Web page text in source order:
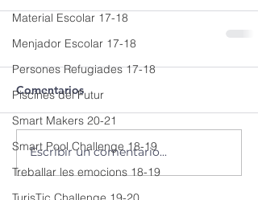
Material Escolar 17-18
Menjador Escolar 17-18
Persones Refugiades 17-18
Piscines del Futur
Smart Makers 20-21
Smart Pool Challenge 18-19
Treballar les emocions 18-19
Comentarios
Escribir un comentario...